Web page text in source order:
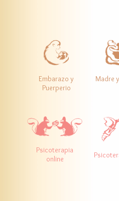
Embarazo y
Puerperio
Madre
Psicoterapia
online